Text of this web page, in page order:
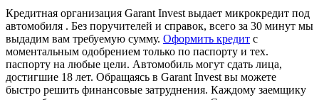
Кредитная организация Garant Invest выдает микрокредит под
автомобиля . Без поручителей и справок, всего за 30 минут мы
выдадим вам требуемую сумму. Оформить кредит с
моментальным одобрением только по паспорту и тех.
паспорту на любые цели. Автомобиль могут сдать лица,
достигшие 18 лет. Обращаясь в Garant Invest вы можете
быстро решить финансовые затруднения. Каждому заемщику